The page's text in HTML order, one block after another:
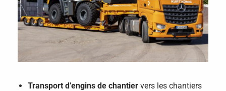
Transport d’engins de chantier vers les chantiers